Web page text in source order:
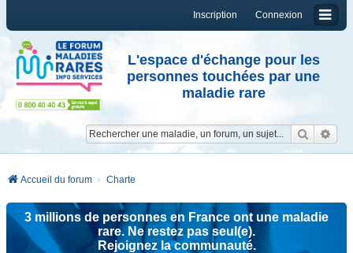
Connexion
Inscription
L'espace d'échange pour les
personnes touchées par une
maladie rare
Accueil du forum Charte
3 millions de personnes en France ont une maladie
rare. Ne restez pas seul(e).
Rejoignez la communauté.